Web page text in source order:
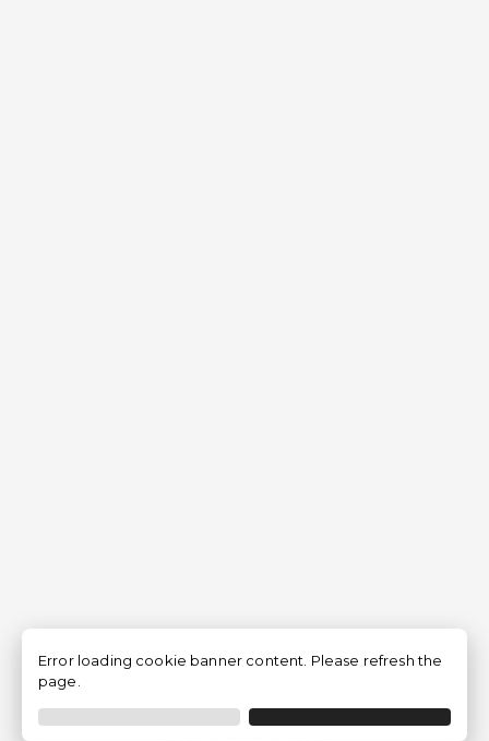
Filtrar
Error loading cookie banner content. Please refresh the
page.